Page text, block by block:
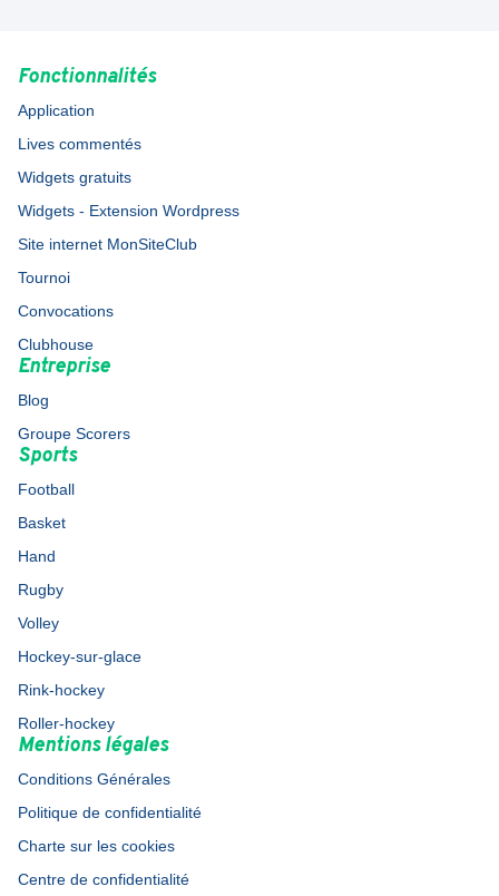
Fonctionnalités
Application
Lives commentés
Widgets gratuits
Widgets - Extension Wordpress
Site internet MonSiteClub
Tournoi
Convocations
Clubhouse
Entreprise
Blog
Groupe Scorers
Sports
Football
Basket
Hand
Rugby
Volley
Hockey-sur-glace
Rink-hockey
Roller-hockey
Mentions légales
Conditions Générales
Politique de confidentialité
Charte sur les cookies
Centre de confidentialité